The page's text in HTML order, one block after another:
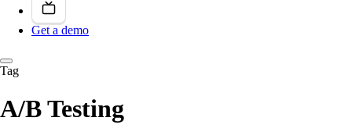
Get a demo
Tag
A/B Testing